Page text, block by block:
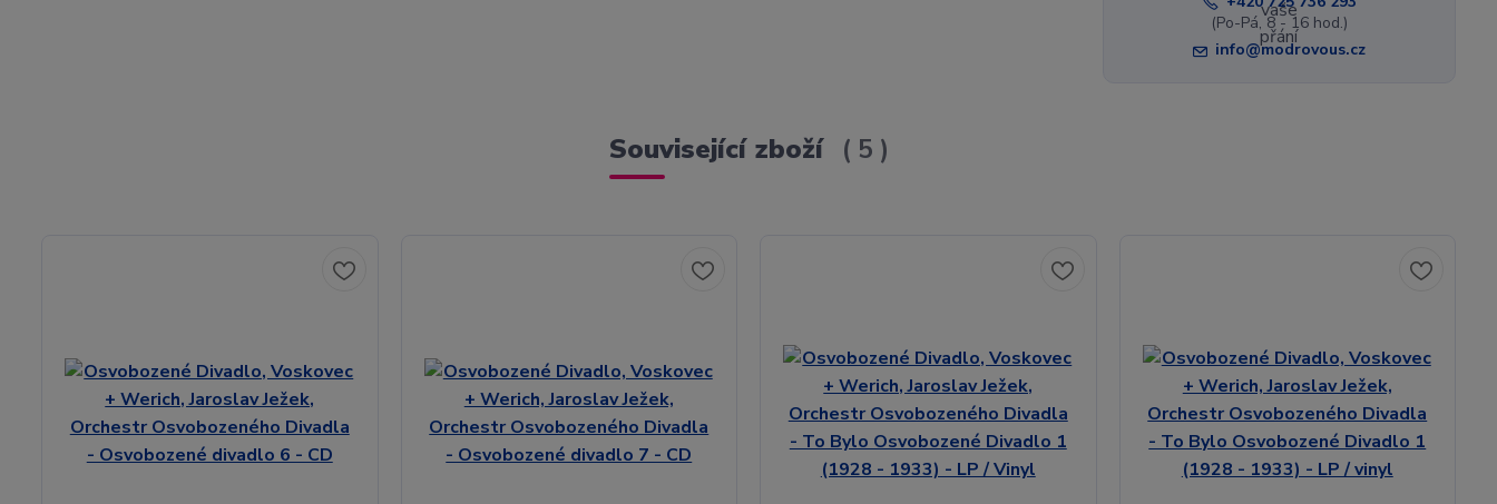
(Po-Pá, 8 - 16 hod.)
info@modrovous.cz
Související zboží 5